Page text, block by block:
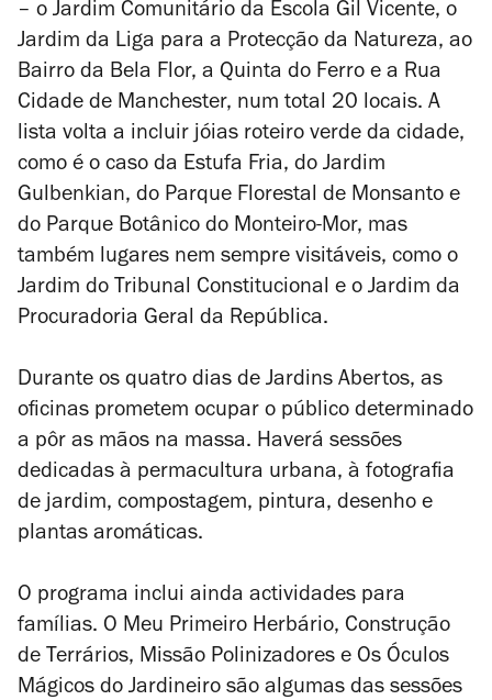
– o Jardim Comunitário da Escola Gil Vicente, o
Jardim da Liga para a Protecção da Natureza, ao
Bairro da Bela Flor, a Quinta do Ferro e a Rua
Cidade de Manchester, num total 20 locais. A
lista volta a incluir jóias roteiro verde da cidade,
como é o caso da Estufa Fria, do Jardim
Gulbenkian, do Parque Florestal de Monsanto e
do Parque Botânico do Monteiro-Mor, mas
também lugares nem sempre visitáveis, como o
Jardim do Tribunal Constitucional e o Jardim da
Procuradoria Geral da República.
Durante os quatro dias de Jardins Abertos, as
oficinas prometem ocupar o público determinado
a pôr as mãos na massa. Haverá sessões
dedicadas à permacultura urbana, à fotografia
de jardim, compostagem, pintura, desenho e
plantas aromáticas.
O programa inclui ainda actividades para
famílias. O Meu Primeiro Herbário, Construção
de Terrários, Missão Polinizadores e Os Óculos
Mágicos do Jardineiro são algumas das sessões